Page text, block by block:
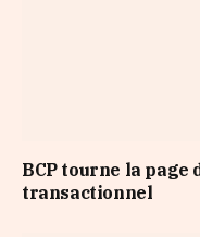
BCP tourne la page
transactionnel